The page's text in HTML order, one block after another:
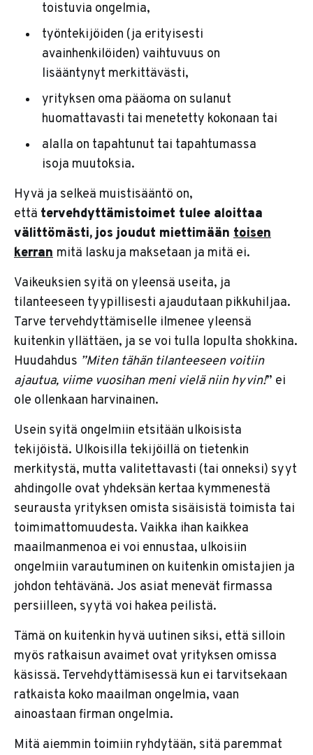
toistuvia ongelmia,
työntekijöiden (ja erityisesti
avainhenkilöiden) vaihtuvuus on
lisääntynyt merkittävästi,
yrityksen oma pääoma on sulanut
huomattavasti tai menetetty kokonaan tai
alalla on tapahtunut tai tapahtumassa
isoja muutoksia.
Hyvä ja selkeä muistisääntö on,
että tervehdyttämistoimet tulee aloittaa
välittömästi, jos joudut miettimään toisen
kerran mitä laskuja maksetaan ja mitä ei.
Vaikeuksien syitä on yleensä useita, ja
tilanteeseen tyypillisesti ajaudutaan pikkuhiljaa.
Tarve tervehdyttämiselle ilmenee yleensä
kuitenkin yllättäen, ja se voi tulla lopulta shokkina.
Huudahdus ”Miten tähän tilanteeseen voitiin
ajautua, viime vuosihan meni vielä niin hyvin!” ei
ole ollenkaan harvinainen.
Usein syitä ongelmiin etsitään ulkoisista
tekijöistä. Ulkoisilla tekijöillä on tietenkin
merkitystä, mutta valitettavasti (tai onneksi) syyt
ahdingolle ovat yhdeksän kertaa kymmenestä
seurausta yrityksen omista sisäisistä toimista tai
toimimattomuudesta. Vaikka ihan kaikkea
maailmanmenoa ei voi ennustaa, ulkoisiin
ongelmiin varautuminen on kuitenkin omistajien ja
johdon tehtävänä. Jos asiat menevät firmassa
persiilleen, syytä voi hakea peilistä.
Tämä on kuitenkin hyvä uutinen siksi, että silloin
myös ratkaisun avaimet ovat yrityksen omissa
käsissä. Tervehdyttämisessä kun ei tarvitsekaan
ratkaista koko maailman ongelmia, vaan
ainoastaan firman ongelmia.
Mitä aiemmin toimiin ryhdytään, sitä paremmat